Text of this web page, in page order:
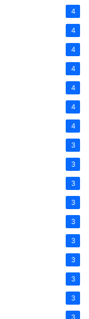
4
4
4
4
4
4
4
3
3
3
3
3
3
3
3
3